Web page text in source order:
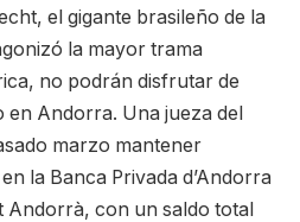
el gigante brasileño de la
la mayor trama
no podrán disfrutar de
en Andorra. Una jueza del
marzo mantener
la Banca Privada d’Andorra
Andorrà, con un saldo total